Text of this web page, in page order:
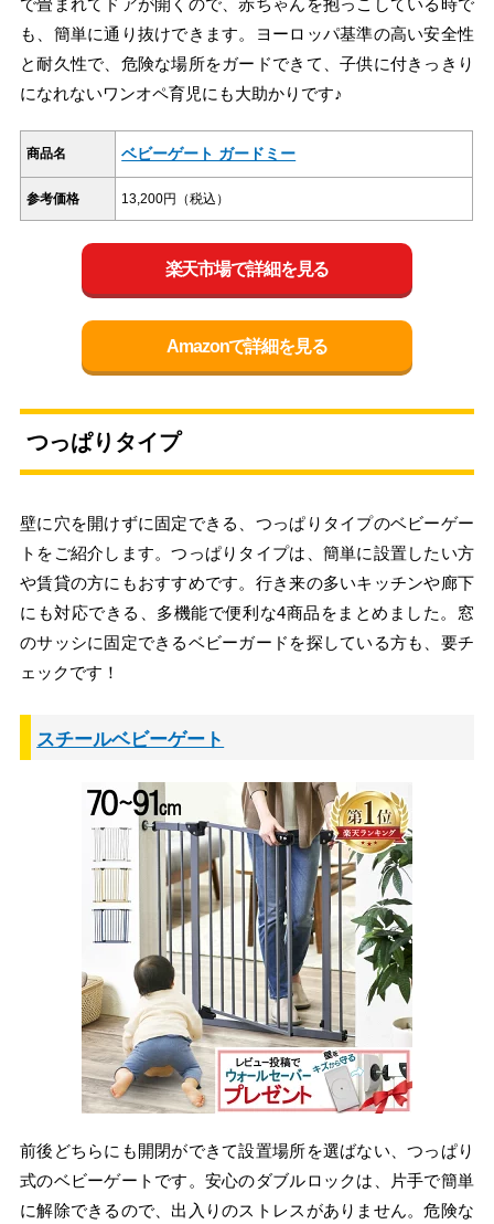
で畳まれてドアが開くので、赤ちゃんを抱っこしている時で
も、簡単に通り抜けできます。ヨーロッパ基準の高い安全性
と耐久性で、危険な場所をガードできて、子供に付きっきり
になれないワンオペ育児にも大助かりです♪
商品名 ベビーゲート ガードミー
参考価格 13,200円（税込）
楽天市場で詳細を見る
Amazonで詳細を見る
つっぱりタイプ
壁に穴を開けずに固定できる、つっぱりタイプのベビーゲー
トをご紹介します。つっぱりタイプは、簡単に設置したい方
や賃貸の方にもおすすめです。行き来の多いキッチンや廊下
にも対応できる、多機能で便利な4商品をまとめました。窓
のサッシに固定できるベビーガードを探している方も、要チ
ェックです！
スチールベビーゲート
前後どちらにも開閉ができて設置場所を選ばない、つっぱり
式のベビーゲートです。安心のダブルロックは、片手で簡単
に解除できるので、出入りのストレスがありません。危険な